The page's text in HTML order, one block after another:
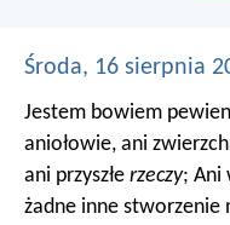
Środa, 16 sierpnia
Jestem bowiem
aniołowie, ani
ani przyszłe rzeczy; Ani
żadne inne stworzenie